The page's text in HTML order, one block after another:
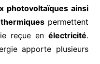
photovoltaïques ainsi
permettent
reçue enélectricité.
apporte plusieurs